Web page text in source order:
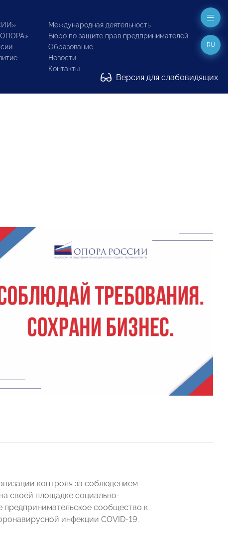
Международная деятельность
Бюро по защите прав предпринимателей
Образование
Новости
Контакты
Версия для слабовидящих
RU
контроля за соблюдением
своей площадке социально-
предпринимательское сообщество к
инфекции COVID-19.